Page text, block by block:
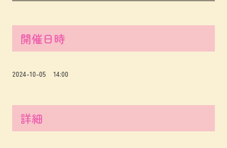
開催日時
2024-10-05 14:00
詳細